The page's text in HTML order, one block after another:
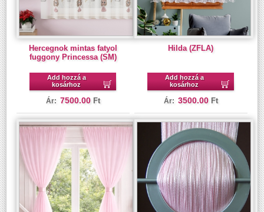
Hercegnok mintas fatyol
fuggony Princessa (SM)
Add hozzá a
kosárhoz
Ár: 7500.00 Ft
Hilda (ZFLA)
Add hozzá a
kosárhoz
Ár: 3500.00 Ft